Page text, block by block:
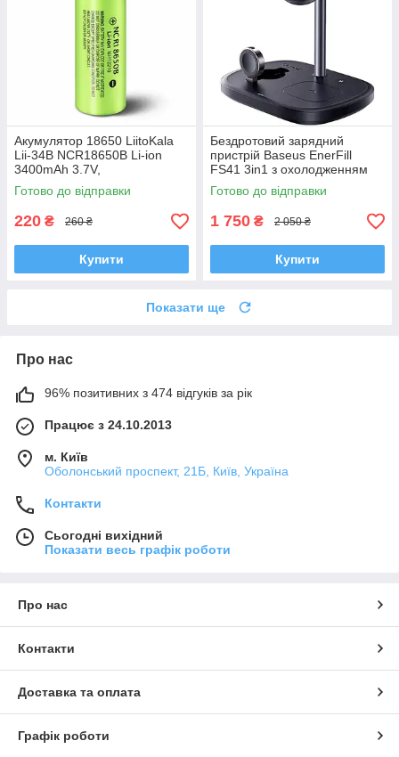
Акумулятор 18650 LiitoKala
Lii-34B NCR18650B Li-ion
3400mAh 3.7V,
максимальний струм 10A,
перезаряджуваний
Готово до відправки
220 ₴ 260 ₴
Купити
Бездротовий зарядний
пристрій Baseus EnerFill
FS41 3in1 з охолодженням
Black (P10281904123-01)
Готово до відправки
1 750 ₴ 2 050 ₴
Купити
Показати ще
Про нас
96% позитивних з 474 відгуків за рік
Працює з 24.10.2013
м. Київ
Оболонський проспект, 21Б, Київ, Україна
Контакти
Сьогодні вихідний
Показати весь графік роботи
Про нас
Контакти
Доставка та оплата
Графік роботи